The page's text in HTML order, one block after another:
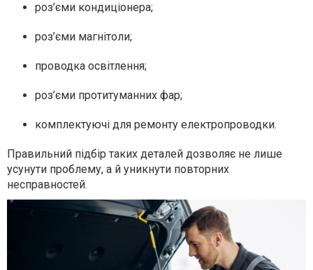
роз’єми кондиціонера;
роз’єми магнітоли;
проводка освітлення;
роз’єми протитуманних фар;
комплектуючі для ремонту електропроводки.
Правильний підбір таких деталей дозволяє не лише
усунути проблему, а й уникнути повторних
несправностей.